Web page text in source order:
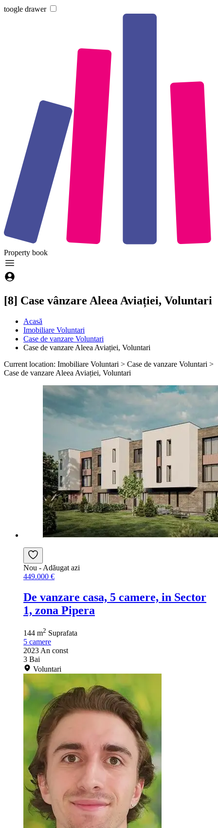
toogle drawer
Property book
[8] Case vânzare Aleea Aviației, Voluntari
Acasă
Imobiliare Voluntari
Case de vanzare Voluntari
Case de vanzare Aleea Aviației, Voluntari
Current location: Imobiliare Voluntari > Case de vanzare Voluntari >
Case de vanzare Aleea Aviației, Voluntari
Nou - Adăugat azi
449.000 €
De vanzare casa, 5 camere, in Sector
1, zona Pipera
144 m2 Suprafata
5 camere
2023 An const
3 Bai
Voluntari